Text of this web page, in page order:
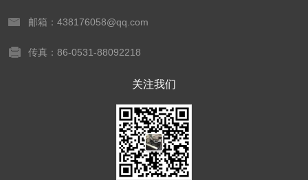
邮箱：438176058@qq.com
传真：86-0531-88092218
关注我们